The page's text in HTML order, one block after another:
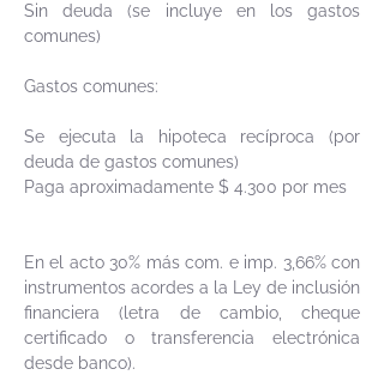
Sin deuda (se incluye en los gastos
comunes)
Gastos comunes:
Se ejecuta la hipoteca recíproca (por
deuda de gastos comunes)
Paga aproximadamente $ 4.300 por mes
En el acto 30% más com. e imp. 3,66% con
instrumentos acordes a la Ley de inclusión
financiera (letra de cambio, cheque
certificado o transferencia electrónica
desde banco).